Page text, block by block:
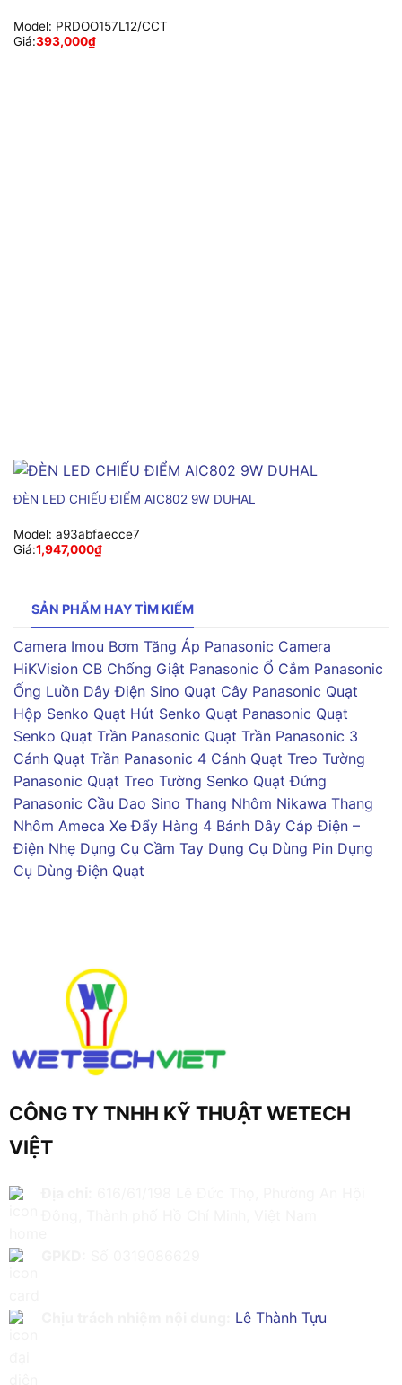
Model: PRDOO157L12/CCT
Giá:393,000₫
ĐÈN LED CHIẾU ĐIỂM AIC802 9W DUHAL
Model: a93abfaecce7
Giá:1,947,000₫
SẢN PHẨM HAY TÌM KIẾM
Camera Imou Bơm Tăng Áp Panasonic Camera
HiKVision CB Chống Giật Panasonic Ổ Cắm Panasonic
Ống Luồn Dây Điện Sino Quạt Cây Panasonic Quạt
Hộp Senko Quạt Hút Senko Quạt Panasonic Quạt
Senko Quạt Trần Panasonic Quạt Trần Panasonic 3
Cánh Quạt Trần Panasonic 4 Cánh Quạt Treo Tường
Panasonic Quạt Treo Tường Senko Quạt Đứng
Panasonic Cầu Dao Sino Thang Nhôm Nikawa Thang
Nhôm Ameca Xe Đẩy Hàng 4 Bánh Dây Cáp Điện –
Điện Nhẹ Dụng Cụ Cầm Tay Dụng Cụ Dùng Pin Dụng
Cụ Dùng Điện Quạt
CÔNG TY TNHH KỸ THUẬT WETECH
VIỆT
Lê Thành Tựu